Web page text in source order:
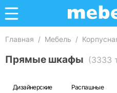
Главная / Мебель /
Прямые шкафы (3333
Дизайнерские Распашные